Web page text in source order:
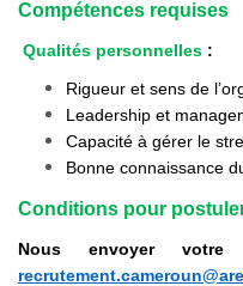
Compétences requises
Qualités personnelles :
Rigueur et sens de
Leadership et
Capacité à gérer le
Bonne connaissance
Conditions pour
Nous envoyer